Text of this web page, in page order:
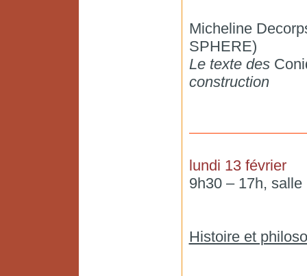
Micheline
SPHERE)
Le texte des
construction
lundi 13 février
9h30 – 17h,
Histoire et